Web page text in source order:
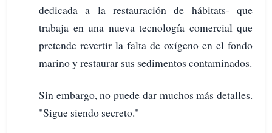
dedicada a la restauración de hábitats- que
trabaja en una nueva tecnología comercial que
pretende revertir la falta de oxígeno en el fondo
marino y restaurar sus sedimentos contaminados.
Sin embargo, no puede dar muchos más detalles.
"Sigue siendo secreto."